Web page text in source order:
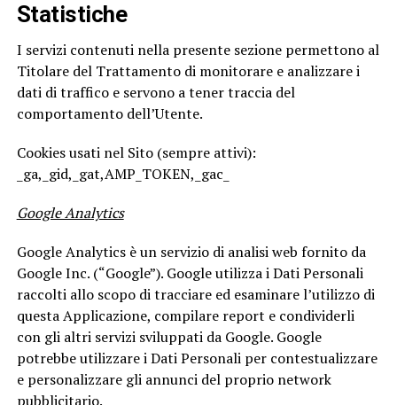
Statistiche
I servizi contenuti nella presente sezione permettono al
Titolare del Trattamento di monitorare e analizzare i
dati di traffico e servono a tener traccia del
comportamento dell’Utente.
Cookies usati nel Sito (sempre attivi):
_ga,_gid,_gat,AMP_TOKEN,_gac_
Google Analytics
Google Analytics è un servizio di analisi web fornito da
Google Inc. (“Google”). Google utilizza i Dati Personali
raccolti allo scopo di tracciare ed esaminare l’utilizzo di
questa Applicazione, compilare report e condividerli
con gli altri servizi sviluppati da Google. Google
potrebbe utilizzare i Dati Personali per contestualizzare
e personalizzare gli annunci del proprio network
pubblicitario.